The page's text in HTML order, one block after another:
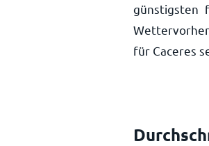
günstigsten
für Caceres